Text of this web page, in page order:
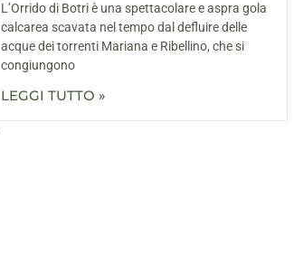
L’Orrido di Botri è una spettacolare e aspra gola
calcarea scavata nel tempo dal defluire delle
acque dei torrenti Mariana e Ribellino, che si
congiungono
LEGGI TUTTO »